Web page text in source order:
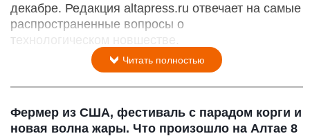
декабре. Редакция altapress.ru отвечает на самые
распространенные вопросы о
технологическом новшестве.
Читать полностью
Фермер из США, фестиваль с парадом корги и
новая волна жары. Что произошло на Алтае 8